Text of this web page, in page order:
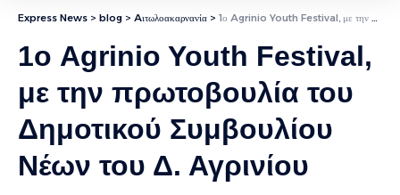
Express News > blog > Aιτωλοακαρνανία > 1ο Agrinio Youth Festival, με την πρωτοβουλία του Δημοτικού Συμβουλίου Νέων του Δ. Αγρινίου
1ο Agrinio Youth Festival,
με την πρωτοβουλία του
Δημοτικού Συμβουλίου
Νέων του Δ. Αγρινίου